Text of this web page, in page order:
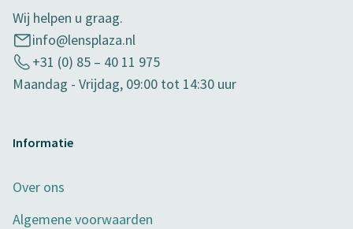
Wij helpen u graag.
info@lensplaza.nl
+31 (0) 85 – 40 11 975
Maandag - Vrijdag, 09:00 tot 14:30 uur
Informatie
Over ons
Algemene voorwaarden